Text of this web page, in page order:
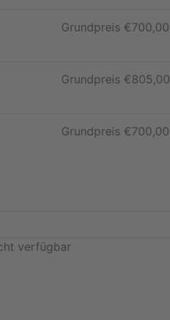
Grundpreis €700,00
Grundpreis €805,00
Grundpreis €700,00
verfügbar